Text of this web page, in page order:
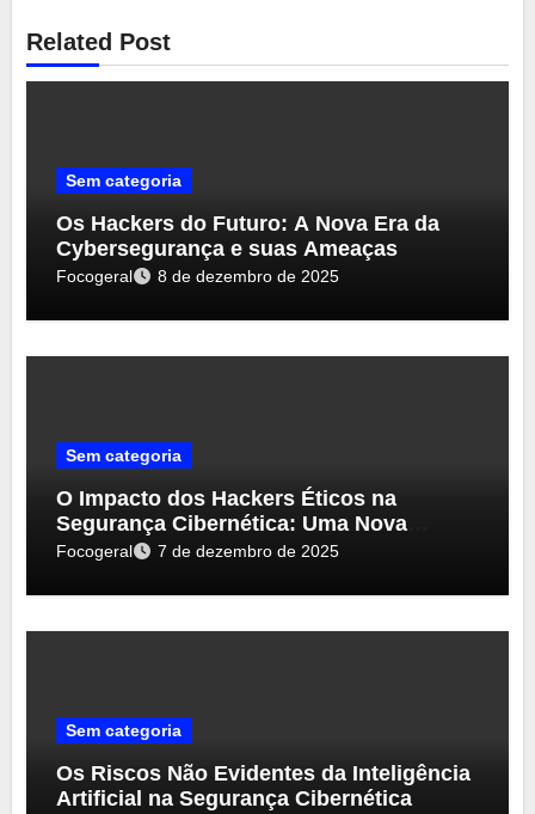
Related Post
Sem categoria
Os Hackers do Futuro: A Nova Era da
Cybersegurança e suas Ameaças
Focogeral 8 de dezembro de 2025
Sem categoria
O Impacto dos Hackers Éticos na
Segurança Cibernética: Uma Nova
Perspectiva
Focogeral 7 de dezembro de 2025
Sem categoria
Os Riscos Não Evidentes da Inteligência
Artificial na Segurança Cibernética